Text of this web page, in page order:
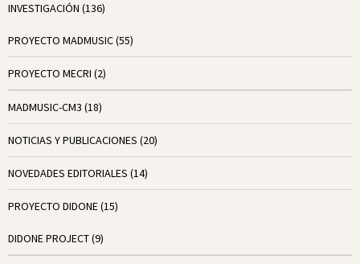
INVESTIGACIÓN (136)
PROYECTO MADMUSIC(55)
PROYECTO MECRI (2)
MADMUSIC-CM3 (18)
NOTICIAS Y PUBLICACIONES (20)
NOVEDADES EDITORIALES (14)
PROYECTO DIDONE(15)
DIDONE PROJECT(9)